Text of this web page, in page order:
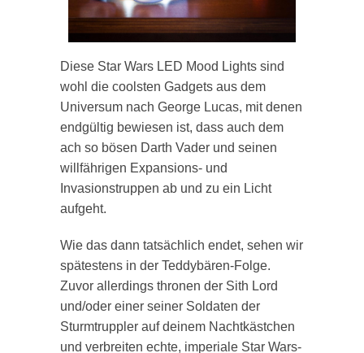
Diese Star Wars LED Mood Lights sind
wohl die coolsten Gadgets aus dem
Universum nach George Lucas, mit denen
endgültig bewiesen ist, dass auch dem
ach so bösen Darth Vader und seinen
willfährigen Expansions- und
Invasionstruppen ab und zu ein Licht
aufgeht.
Wie das dann tatsächlich endet, sehen wir
spätestens in der Teddybären-Folge.
Zuvor allerdings thronen der Sith Lord
und/oder einer seiner Soldaten der
Sturmtruppler auf deinem Nachtkästchen
und verbreiten echte, imperiale Star Wars-